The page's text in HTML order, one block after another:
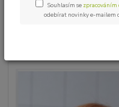
Ben & Anna
s aktivním
Souhlasím se zpracováním
odebírat novinky e-mailem